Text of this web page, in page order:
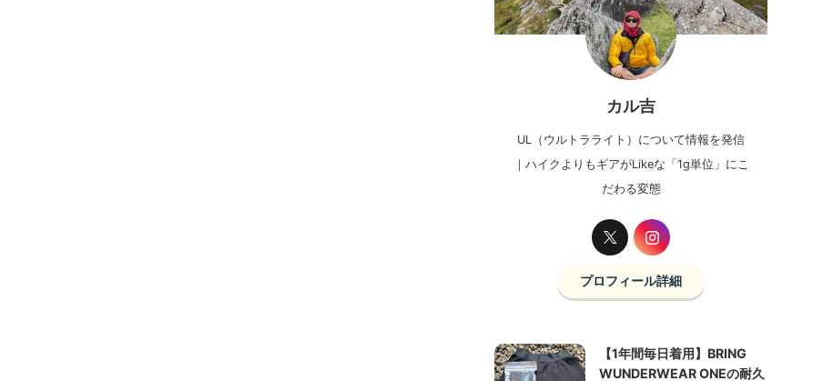
カル吉
UL（ウルトラライト）について情報を発信
｜ハイクよりもギアがLikeな「1g単位」にこ
だわる変態
プロフィール詳細
【1年間毎日着用】BRING
WUNDERWEAR ONEの耐久